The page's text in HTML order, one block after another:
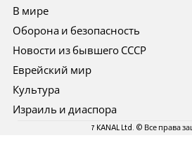
В мире
Оборона и безопасность
Новости из бывшего СССР
Еврейский мир
Культура
Израиль и диаспора
7 KANAL Ltd. © Все права